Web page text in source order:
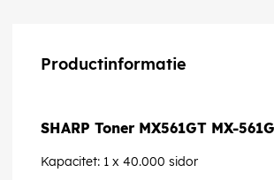
Productinformatie
SHARP Toner MX561GT MX-
Kapacitet: 1 x 40.000 sidor